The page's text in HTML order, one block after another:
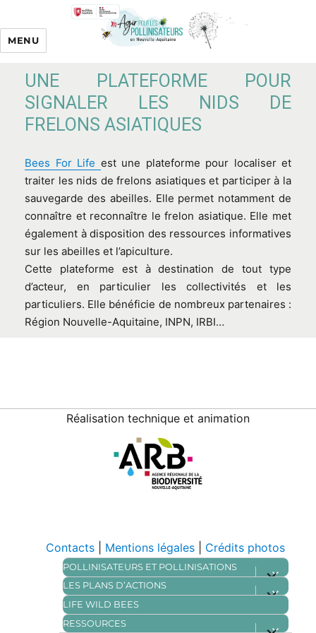
MENU
UNE PLATEFORME POUR
SIGNALER LES NIDS DE
FRELONS ASIATIQUES
Bees For Life est une plateforme pour localiser et
traiter les nids de frelons asiatiques et participer à la
sauvegarde des abeilles. Elle permet notamment de
connaître et reconnaître le frelon asiatique. Elle met
également à disposition des ressources informatives
sur les abeilles et l’apiculture.
Cette plateforme est à destination de tout type
d’acteur, en particulier les collectivités et les
particuliers. Elle bénéficie de nombreux partenaires :
Région Nouvelle-Aquitaine, INPN, IRBI…
Réalisation technique et animation
Contacts Mentions légales Crédits photos
POLLINISATEURS ET POLLINISATIONS ouvrir
le
sous-
menu
LES PLANS D’ACTIONS ouvrir
le
menu
LIFE WILD BEES
RESSOURCES
ouvrir